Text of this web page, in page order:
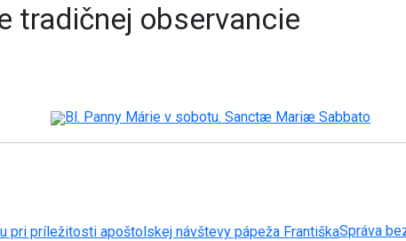
tradičnej observancie
Bl. Panny Márie v sobotu. Sanctæ Mariæ Sabbato
Správa